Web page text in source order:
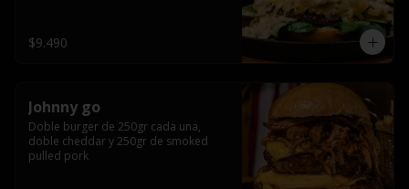
$9.490
Johnny go
Doble burger de 250gr cada una,
doble cheddar y 250gr de smoked
pulled pork